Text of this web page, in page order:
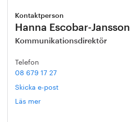
Kontaktperson
Hanna Escobar-Jansson
Kommunikationsdirektör
Telefon
08 679 17 27
Skicka e-post
Läs mer